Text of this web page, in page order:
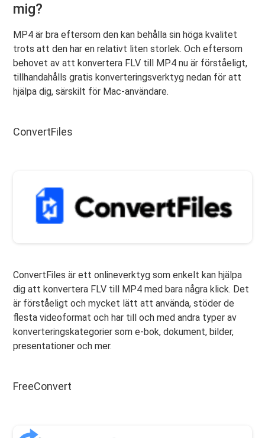
mig?
MP4 är bra eftersom den kan behålla sin höga kvalitet
trots att den har en relativt liten storlek. Och eftersom
behovet av att konvertera FLV till MP4 nu är förståeligt,
tillhandahålls gratis konverteringsverktyg nedan för att
hjälpa dig, särskilt för Mac-användare.
ConvertFiles
ConvertFiles är ett onlineverktyg som enkelt kan hjälpa
dig att konvertera FLV till MP4 med bara några klick. Det
är förståeligt och mycket lätt att använda, stöder de
flesta videoformat och har till och med andra typer av
konverteringskategorier som e-bok, dokument, bilder,
presentationer och mer.
FreeConvert